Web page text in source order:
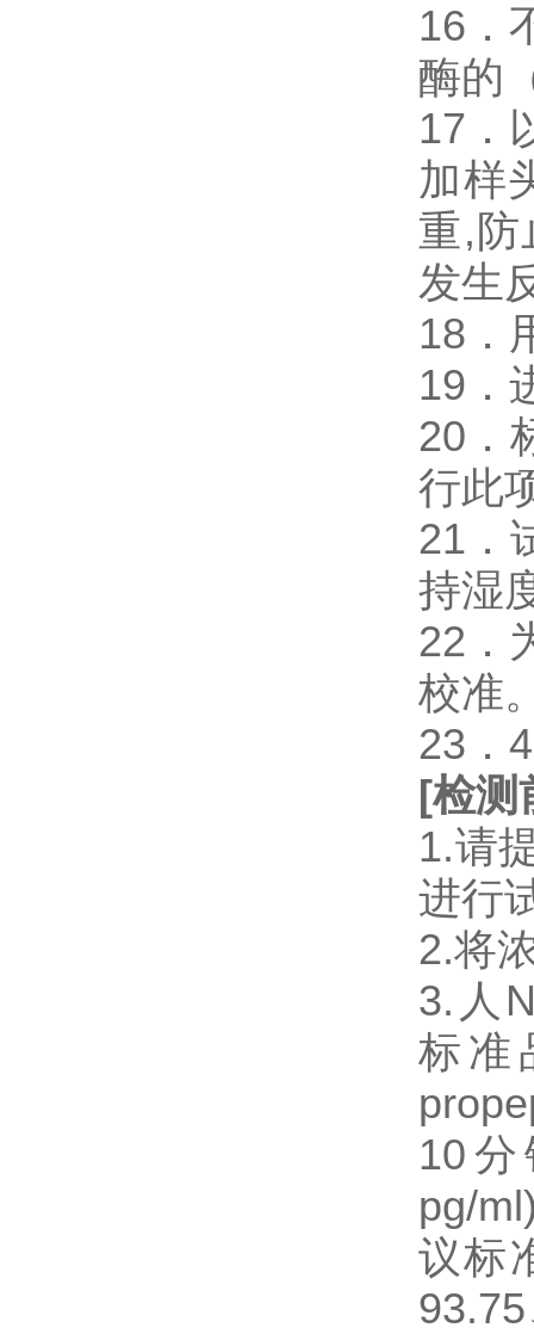
16．
酶的
17．
加样
重,防
发生
18．
19．
20．
行此
21．
持湿
22．
校准
23．
[检测
1.请
进行
2.将
3.人
标准
10
pg/
议标